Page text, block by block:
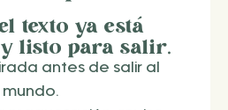
texto ya está
listo para salir.
antes de salir al
mundo.